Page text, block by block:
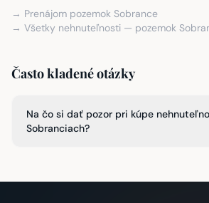
→ Prenájom pozemok Sobrance
→ Všetky nehnuteľnosti — pozemok
Často kladené otázky
Na čo si dať pozor pri kúpe
Sobranciach?